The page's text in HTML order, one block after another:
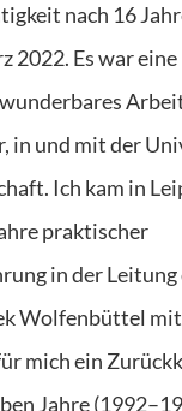
nach 16
2022. Es war eine
in und mit der
Ich kam in
praktischer
in der Leitung
Wolfenbüttel mit
mich ein
Jahre